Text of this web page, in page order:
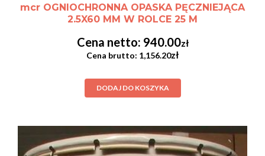
mcr OGNIOCHRONNA OPASKA PĘCZNIEJĄCA
2.5X60 MM W ROLCE 25 M
940.00zł
1,156.20zł
DODAJ DO KOSZYKA